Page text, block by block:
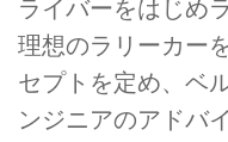
ライバーをはじめ
理想のラリーカー
セプトを定め、ベ
ンジニアのアドバ